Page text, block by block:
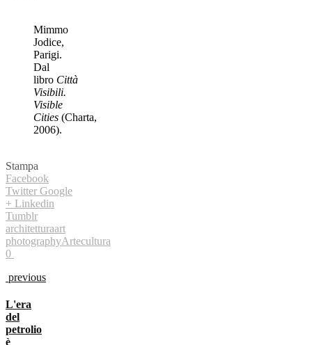
Mimmo
Jodice,
Parigi.
Dal
libro Città
Visibili.
Visible
Cities (Charta,
2006).
Stampa
Facebook
Twitter Google
+ Linkedin
Tumblr
architetturaart
photographyArtecultura
0
previous
L'era
del
petrolio
è